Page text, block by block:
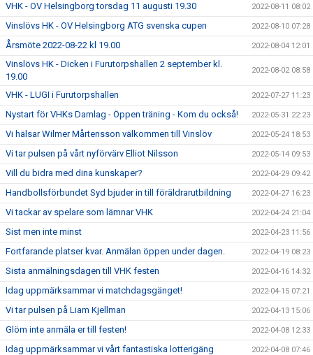
VHK - OV Helsingborg torsdag 11 augusti 19.30 2022-08-11 08:02
Vinslövs HK - OV Helsingborg ATG svenska cupen 2022-08-10 07:28
Årsmöte 2022-08-22 kl 19.00 2022-08-04 12:01
Vinslövs HK - Dicken i Furutorpshallen 2 september kl.
19.00
2022-08-02 08:58
VHK - LUGI i Furutorpshallen 2022-07-27 11:23
Nystart för VHKs Damlag - Öppen träning - Kom du också! 2022-05-31 22:23
Vi hälsar Wilmer Mårtensson välkommen till Vinslöv 2022-05-24 18:53
Vi tar pulsen på vårt nyförvärv Elliot Nilsson 2022-05-14 09:53
Vill du bidra med dina kunskaper? 2022-04-29 09:42
Handbollsförbundet Syd bjuder in till föräldrarutbildning 2022-04-27 16:23
Vi tackar av spelare som lämnar VHK 2022-04-24 21:04
Sist men inte minst 2022-04-23 11:56
Fortfarande platser kvar. Anmälan öppen under dagen. 2022-04-19 08:23
Sista anmälningsdagen till VHK festen 2022-04-16 14:32
Idag uppmärksammar vi matchdagsgänget! 2022-04-15 07:21
Vi tar pulsen på Liam Kjellman 2022-04-13 15:06
Glöm inte anmäla er till festen! 2022-04-08 12:33
Idag uppmärksammar vi vårt fantastiska lotterigäng 2022-04-08 07:46